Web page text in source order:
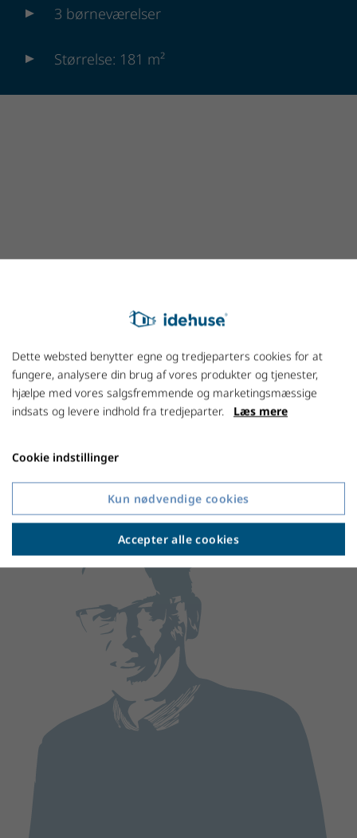
3 børneværelser
Størrelse: 181 m²
snak med Holger
+45 7027 1800
Dette websted benytter egne og tredjeparters cookies for at
fungere, analysere din brug af vores produkter og tjenester,
hjælpe med vores salgsfremmende og marketingsmæssige
indsats og levere indhold fra tredjeparter. Læs mere
Cookie indstillinger
Kun nødvendige cookies
Accepter alle cookies